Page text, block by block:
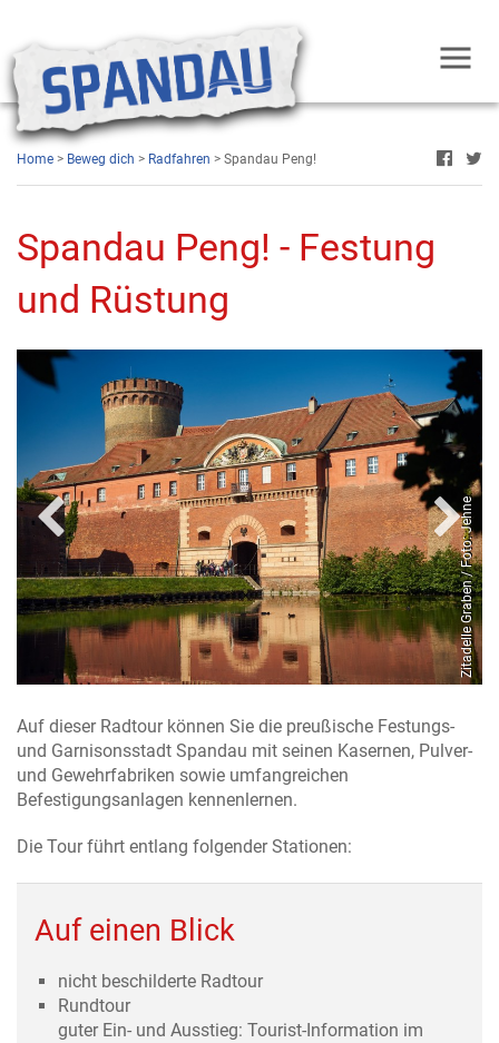
Home > Beweg dich > Radfahren > Spandau Peng!
Spandau Peng! - Festung
und Rüstung
Zitadelle Graben / Foto: Jehne
Auf dieser Radtour können Sie die preußische Festungs-
und Garnisonsstadt Spandau mit seinen Kasernen, Pulver-
und Gewehrfabriken sowie umfangreichen
Befestigungsanlagen kennenlernen.
Die Tour führt entlang folgender Stationen:
Auf einen Blick
nicht beschilderte Radtour
Rundtour
guter Ein- und Ausstieg: Tourist-Information im